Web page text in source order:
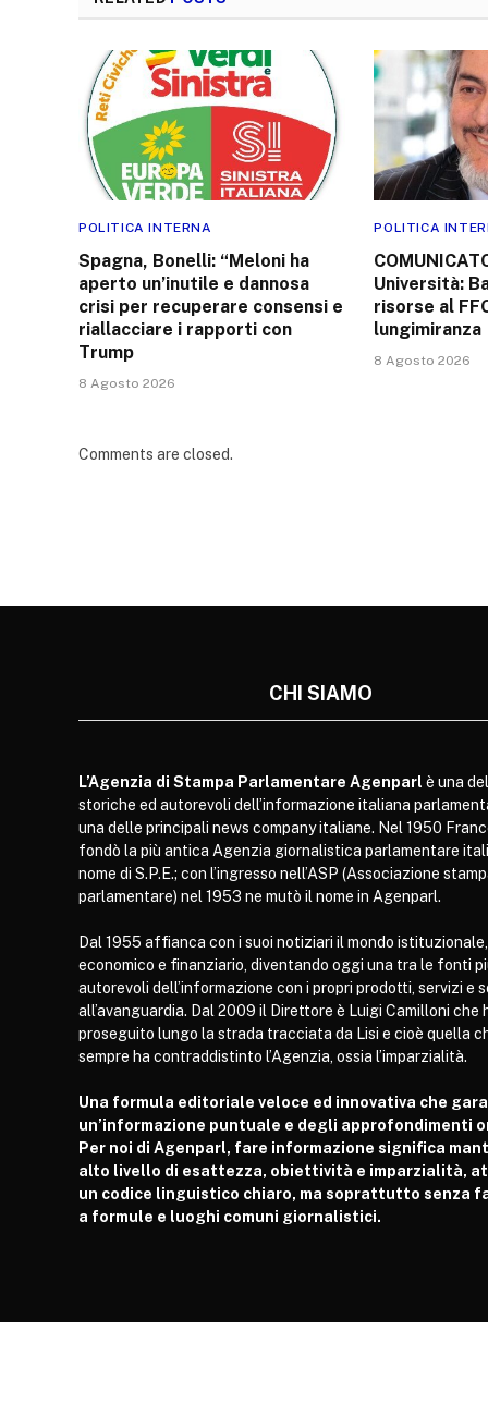
POLITICA INTERNA
Spagna, Bonelli: “Meloni ha
aperto un’inutile e dannosa
crisi per recuperare consensi e
riallacciare i rapporti con
Trump
8 Agosto 2026
POLITICA
Università:
risorse al
lungimiranza
8 Agosto 2026
Comments are closed.
CHI SIAMO
L’Agenzia di Stampa Parlamentare Agenparl è una
storiche ed autorevoli dell’informazione italiana
una delle principali news company italiane. Nel 1950
fondò la più antica Agenzia giornalistica parlamentare
nome di S.P.E.; con l’ingresso nell’ASP (Associazione
parlamentare) nel 1953 ne mutò il nome in Agenparl.
Dal 1955 affianca con i suoi notiziari il mondo
economico e finanziario, diventando oggi una tra le fonti
autorevoli dell’informazione con i propri prodotti, servizi e
all’avanguardia. Dal 2009 il Direttore è Luigi Camilloni che
proseguito lungo la strada tracciata da Lisi e cioè quella
sempre ha contraddistinto l’Agenzia, ossia l’imparzialità.
Una formula editoriale veloce ed innovativa che
un’informazione puntuale e degli approfondimenti
Per noi di Agenparl, fare informazione significa
alto livello di esattezza, obiettività e imparzialità,
un codice linguistico chiaro, ma soprattutto senza
a formule e luoghi comuni giornalistici.